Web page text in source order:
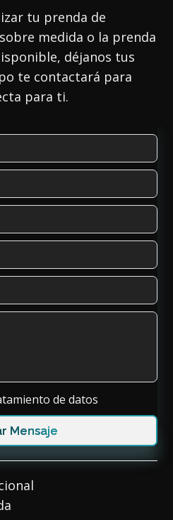
tu prenda de
medida o la prenda
déjanos tus
te contactará para
para ti.
de datos
Mensaje